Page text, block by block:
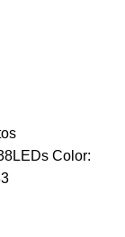
Color: